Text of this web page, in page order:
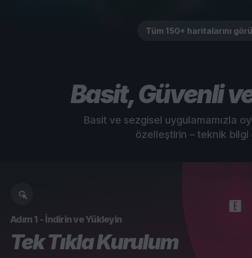
Tüm 150+ haritalarını
Basit, Güvenli
Basit ve sezgisel uygulamamızla
özelleştirin – teknik bilgi
Adım 1 - İndirin ve Yükleyin
Tek Tıkla Kurulum